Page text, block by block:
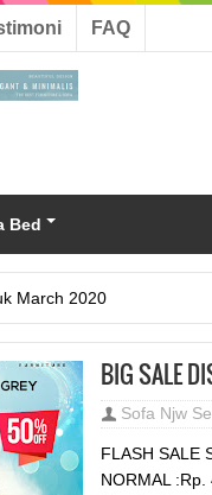
FAQ
Bed
March 2020
BIG SALE
Sofa Njw
FLASH SALE
NORMAL